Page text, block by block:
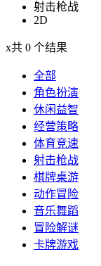
射击枪战
2D
x共 0 个结果
全部
角色扮演
休闲益智
经营策略
体育竞速
射击枪战
棋牌桌游
动作冒险
音乐舞蹈
冒险解谜
卡牌游戏